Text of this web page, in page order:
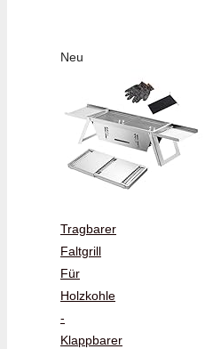
Neu
Tragbarer
Faltgrill
Für
Holzkohle
-
Klappbarer